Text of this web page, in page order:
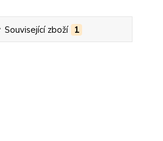
Související zboží 1